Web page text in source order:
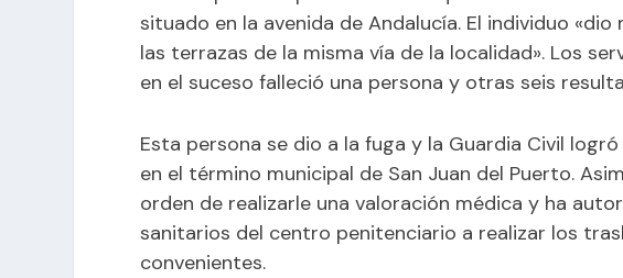
situado en la avenida de Andalucía. El individuo
las terrazas de la misma vía de la localidad». Los
en el suceso falleció una persona y otras seis
Esta persona se dio a la fuga y la Guardia Civil
en el término municipal de San Juan del Puerto.
orden de realizarle una valoración médica y ha
sanitarios del centro penitenciario a realizar los
convenientes.